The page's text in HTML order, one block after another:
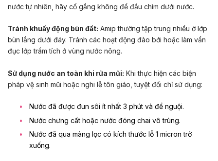
nước tự nhiên, hãy cố gắng không để đầu chìm dưới nước.
Tránh khuấy động bùn đất: Amip thường tập trung nhiều ở lớp
bùn lắng dưới đáy. Tránh các hoạt động đào bới hoặc làm vẩn
đục lớp trầm tích ở vùng nước nông.
Sử dụng nước an toàn khi rửa mũi: Khi thực hiện các biện
pháp vệ sinh mũi hoặc nghi lễ tôn giáo, tuyệt đối chỉ sử dụng:
Nước đã được đun sôi ít nhất 3 phút và để nguội.
Nước chưng cất hoặc nước đóng chai vô trùng.
Nước đã qua màng lọc có kích thước lỗ 1 micron trở
xuống.